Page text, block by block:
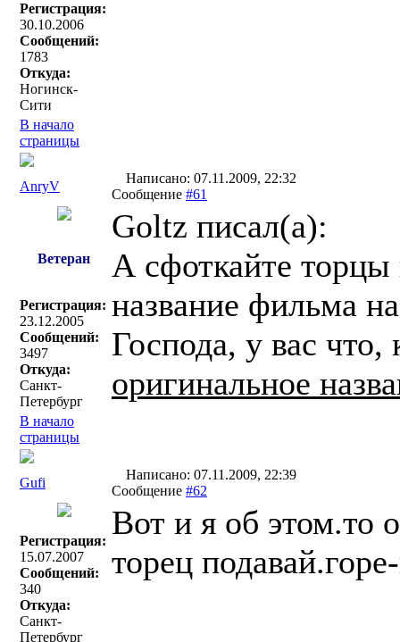
Регистрация:
30.10.2006
Сообщений:
1783
Откуда:
Ногинск-
Сити
В начало
страницы
AnryV
Написано: 07.11.2009, 22:32
Сообщение #61
Ветеран
Регистрация:
23.12.2005
Сообщений:
3497
Откуда:
Санкт-
Петербург
Goltz писал(a):
А сфоткайте
название фильма
Господа, у вас
оригинальное
В начало
страницы
Gufi
Написано: 07.11.2009, 22:39
Сообщение #62
Регистрация:
15.07.2007
Сообщений:
340
Откуда:
Санкт-
Петербург
Вот и я об этом.то
торец